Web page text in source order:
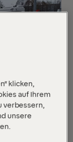
klicken,
auf Ihrem
verbessern,
unsere